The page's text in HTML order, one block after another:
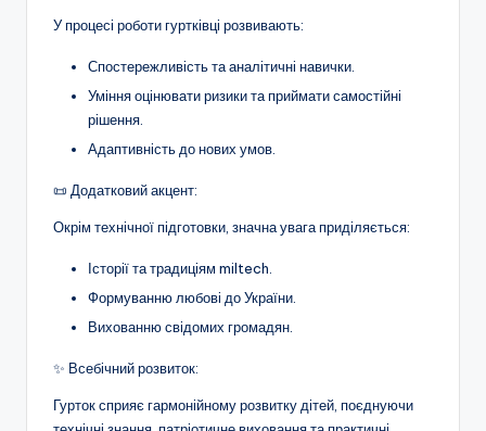
н
я
т
а
п
о
з
а
ш
кі
л
ь
У процесі роботи гуртківці розвивають:
Спостережливість та аналітичні навички.
Уміння оцінювати ризики та приймати самостійні
рішення.
Адаптивність до нових умов.
📜 Додатковий акцент:
Окрім технічної підготовки, значна увага приділяється:
Історії та традиціям miltech.
Формуванню любові до України.
Вихованню свідомих громадян.
✨ Всебічний розвиток:
Гурток сприяє гармонійному розвитку дітей, поєднуючи